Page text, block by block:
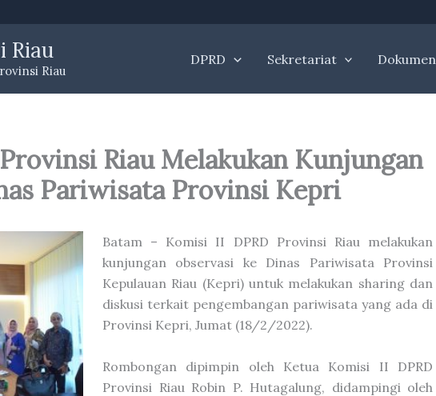
Riau
Riau
DPRD Sekretariat Dokumen
Riau Melakukan Kunjungan
Pariwisata Provinsi Kepri
Batam – Komisi II DPRD Provinsi Riau melakukan
kunjungan observasi ke Dinas Pariwisata Provinsi
Kepulauan Riau (Kepri) untuk melakukan sharing dan
diskusi terkait pengembangan pariwisata yang ada di
Provinsi Kepri, Jumat (18/2/2022).
Rombongan dipimpin oleh Ketua Komisi II DPRD
Provinsi Riau Robin P. Hutagalung, didampingi oleh